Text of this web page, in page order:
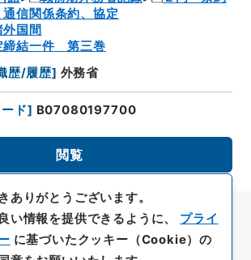
信関係条約、協定
国間
締結一件 第三巻
歴/履歴] 外務省
ド] B07080197700
閲覧
ありがとうございます。
い情報を提供できるように、 プライ
に基づいたクッキー（Cookie）の